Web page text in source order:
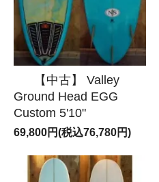
【中古】 Valley
Ground Head EGG
Custom 5'10"
69,800円(税込76,780円)